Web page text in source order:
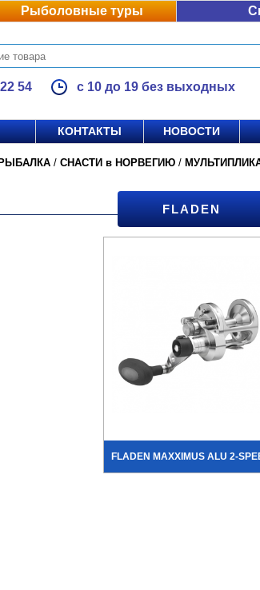
Рыболовные туры
54 с 10 до 19 без выходных
КОНТАКТЫ НОВОСТИ
/ СНАСТИ в НОРВЕГИЮ /
FLADEN
FLADEN MAXXIMUS ALU 2-